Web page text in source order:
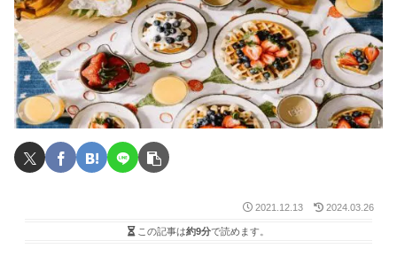
2021.12.13 2024.03.26
この記事は約9分で読めます。